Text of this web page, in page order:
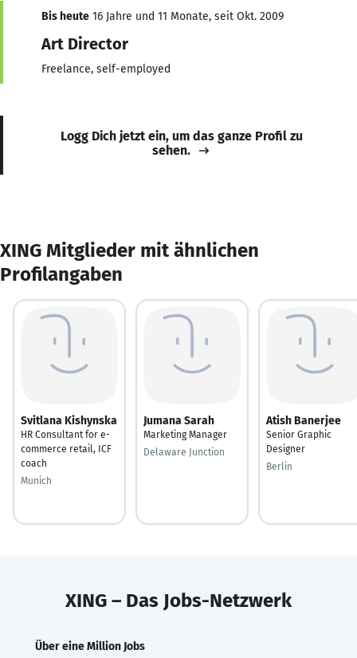
Bis heute 16 Jahre und 11 Monate, seit Okt. 2009
Art Director
Freelance, self-employed
Logg Dich jetzt ein, um das ganze Profil zu
sehen.
XING Mitglieder mit ähnlichen
Profilangaben
Svitlana Kishynska
HR Consultant for e-
commerce retail, ICF
coach
Munich
Jumana Sarah
Marketing Manager
Delaware Junction
Atish Banerjee
Senior Graphic
Designer
Berlin
XING – Das Jobs-Netzwerk
Über eine Million Jobs